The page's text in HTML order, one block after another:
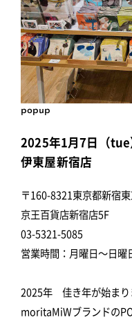
popup
2025年1月7日（tue
伊東屋新宿店
〒160-8321東京都新宿
京王百貨店新宿店5F
03-5321-5085
営業時間：月曜日～日
2025年 佳き年が始まり
moritaMiWブランドの